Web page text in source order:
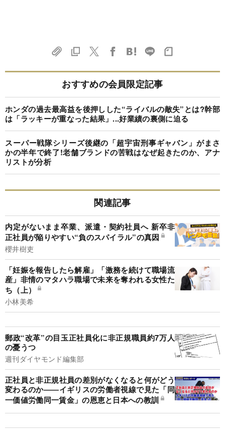
おすすめの会員限定記事
ホンダの過去最高益を後押しした“ライバルの敵失”とは?幹部
は「ラッキーが重なった結果」...好業績の裏側に迫る
スーパー戦隊シリーズ後継の「超宇宙刑事ギャバン」がまさ
かの半年で終了!老舗ブランドの苦戦はなぜ起きたのか、アナ
リストが分析
関連記事
内定がないまま卒業、派遣・契約社員へ 新卒非
正社員が陥りやすい“負のスパイラル”の真因
櫻井樹吏
「妊娠を報告したら解雇」「激務を続けて職場流
産」非情のマタハラ職場で未来を奪われる女性た
ち（上）
小林美希
郵政“改革”の目玉正社員化に非正規職員約7万人
の憂うつ
週刊ダイヤモンド編集部
正社員と非正規社員の差別がなくなると何がどう
変わるのか――イギリスの労働者視線で見た「同
一価値労働同一賃金」の恩恵と日本への教訓